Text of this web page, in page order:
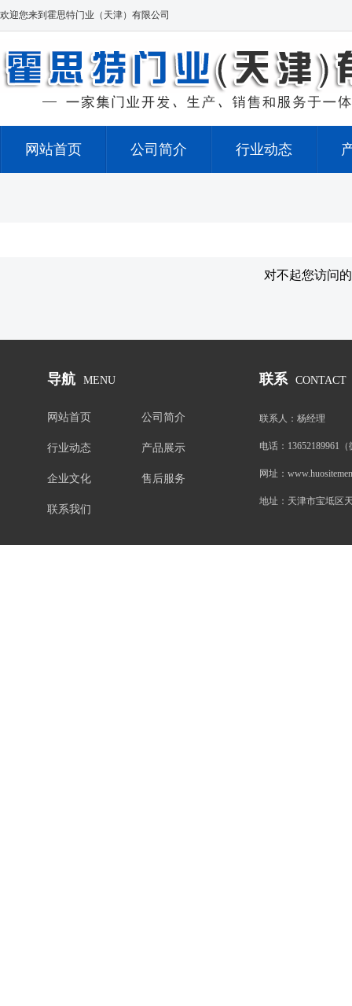
欢迎您来到霍思特门业（天津）有限公司
网站首页 公司简介 行业动态
对不起您访问
导航 MENU
网站首页 公司简介
行业动态 产品展示
企业文化 售后服务
联系我们
联系 CONTACT
联系人： 杨经理
电话： 13652189961
网址：
地址： 天津市宝坻区